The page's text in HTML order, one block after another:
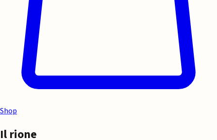
Shop
Il rione